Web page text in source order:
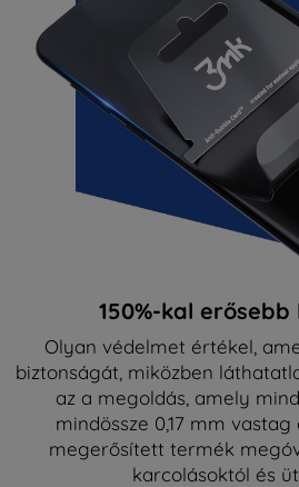
150%-kal
Olyan védelmet értékel,
biztonságát, miközben
az a megoldás, amely
mindössze 0,17 mm vastag
megerősített termék
karcolásoktól és